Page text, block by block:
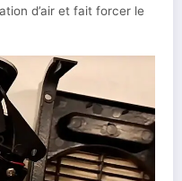
d’air et fait forcer le